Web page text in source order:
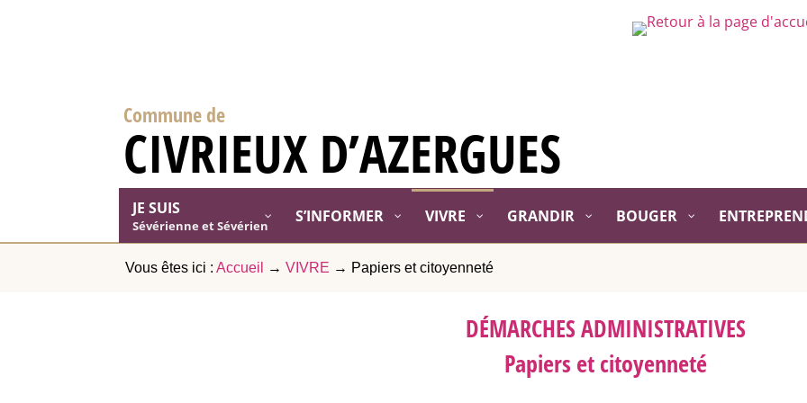
Commune de
CIVRIEUX D’AZERGUES
JE SUIS
Sévérienne et Sévérien S’INFORMER VIVRE GRANDIR BOUGER
Vous êtes ici :Accueil →VIVRE → Papiers et citoyenneté
DÉMARCHES ADMINISTRATIVES
Papiers et citoyenneté